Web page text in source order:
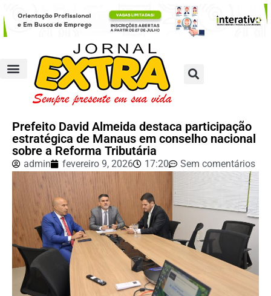
Prefeito David Almeida destaca participação
estratégica de Manaus em conselho nacional
sobre a Reforma Tributária
admin fevereiro 9, 2026 17:20 Sem comentários